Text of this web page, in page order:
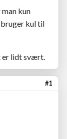
kun
bruger kul til
er lidt svært.
#1